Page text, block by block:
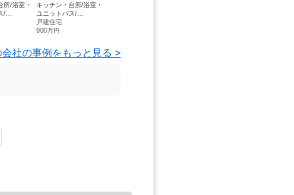
所/浴室・
/...
キッチン・台所/浴室・
ユニットバス/...
戸建住宅
900万円
会社の事例をもっと見る >